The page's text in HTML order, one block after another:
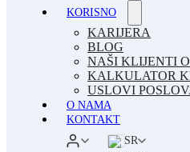
KORISNO
KARIJERA
BLOG
NAŠI KLIJENTI
KALKULATOR
USLOVI
O NAMA
KONTAKT
SR